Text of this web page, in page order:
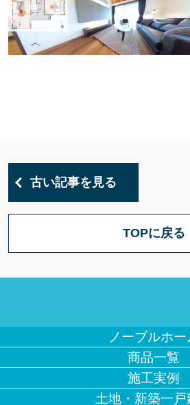
古い記事を見る
TOPに戻る
ノーブルホー
商品一覧
施工実例
土地・新築一戸